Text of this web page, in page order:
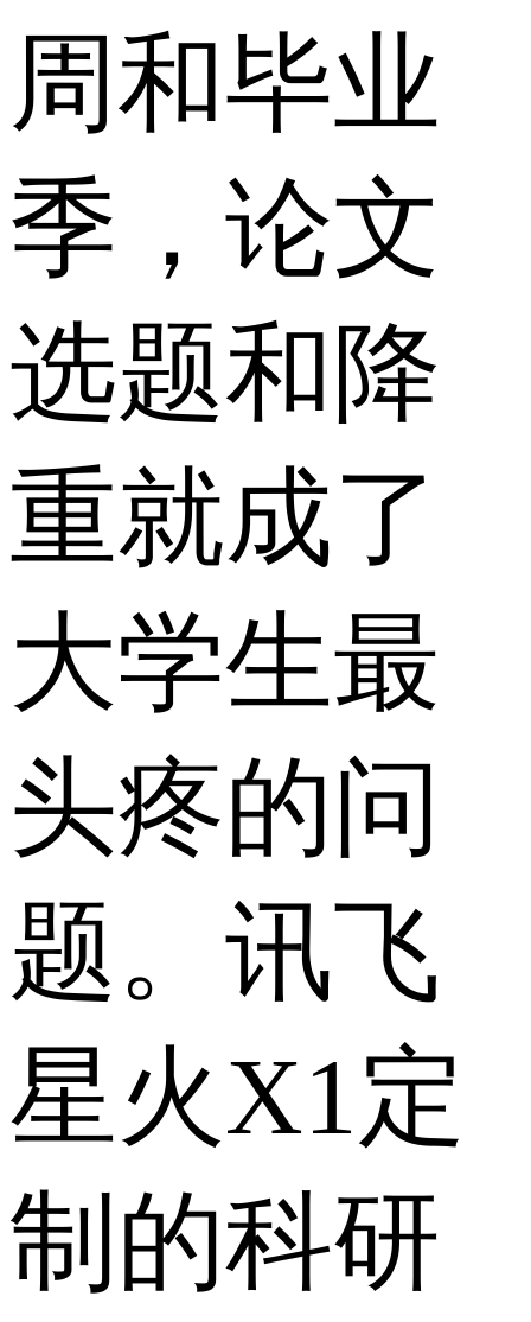
周和毕业
季，论文
选题和降
重就成了
大学生最
头疼的问
题。讯飞
星火X1定
制的科研